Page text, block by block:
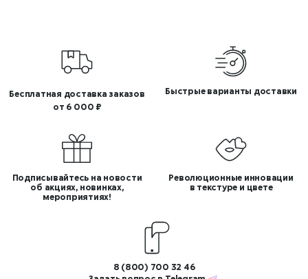
Бесплатная доставка заказов
от 6 000 ₽
Быстрые варианты доставки
Подписывайтесь на новости
об акциях, новинках,
мероприятиях!
Революционные инновации
в текстуре и цвете
8 (800) 700 32 46